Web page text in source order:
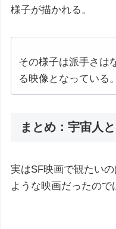
様子が描かれる。
その様子は派手さは
る映像となっている。
まとめ：宇宙人
実はSF映画で観たい
ような映画だったので